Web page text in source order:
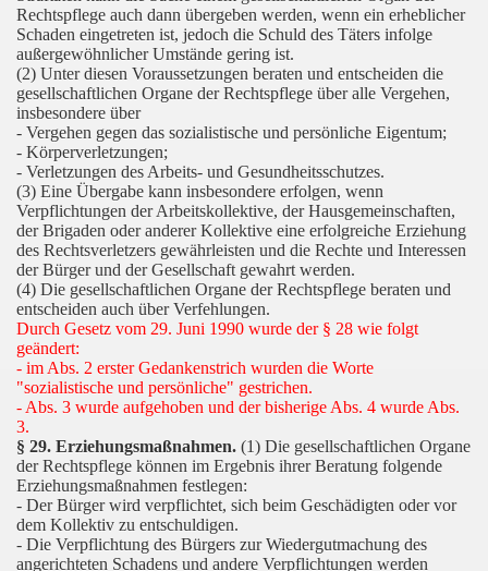
Rechtspflege auch dann übergeben werden, wenn ein erheblicher
Schaden eingetreten ist, jedoch die Schuld des Täters infolge
außergewöhnlicher Umstände gering ist.
(2) Unter diesen Voraussetzungen beraten und entscheiden die
gesellschaftlichen Organe der Rechtspflege über alle Vergehen,
insbesondere über
- Vergehen gegen das sozialistische und persönliche Eigentum;
- Körperverletzungen;
- Verletzungen des Arbeits- und Gesundheitsschutzes.
(3) Eine Übergabe kann insbesondere erfolgen, wenn
Verpflichtungen der Arbeitskollektive, der Hausgemeinschaften,
der Brigaden oder anderer Kollektive eine erfolgreiche Erziehung
des Rechtsverletzers gewährleisten und die Rechte und Interessen
der Bürger und der Gesellschaft gewahrt werden.
(4) Die gesellschaftlichen Organe der Rechtspflege beraten und
entscheiden auch über Verfehlungen.
Durch Gesetz vom 29. Juni 1990 wurde der § 28 wie folgt
geändert:
- im Abs. 2 erster Gedankenstrich wurden die Worte
"sozialistische und persönliche" gestrichen.
- Abs. 3 wurde aufgehoben und der bisherige Abs. 4 wurde Abs.
3.
§ 29. Erziehungsmaßnahmen. (1) Die gesellschaftlichen Organe
der Rechtspflege können im Ergebnis ihrer Beratung folgende
Erziehungsmaßnahmen festlegen:
- Der Bürger wird verpflichtet, sich beim Geschädigten oder vor
dem Kollektiv zu entschuldigen.
- Die Verpflichtung des Bürgers zur Wiedergutmachung des
angerichteten Schadens und andere Verpflichtungen werden